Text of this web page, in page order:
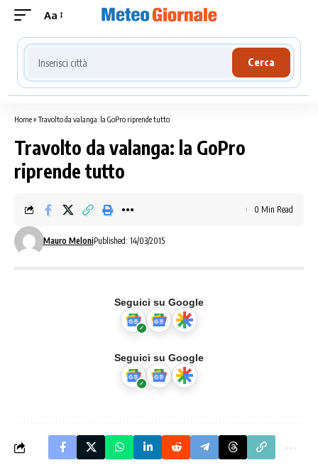
Aa
Cerca località meteo
Cerca
Home»Travolto da valanga: la GoPro riprende tutto
Travolto da valanga: la GoPro
riprende tutto
Mauro MeloniPublished: 14/03/2015
0 Min Read
Seguici su Google
Seguici su Google